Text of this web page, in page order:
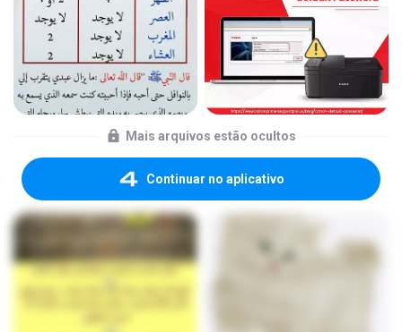
Mais arquivos estão ocultos
Continuar no aplicativo